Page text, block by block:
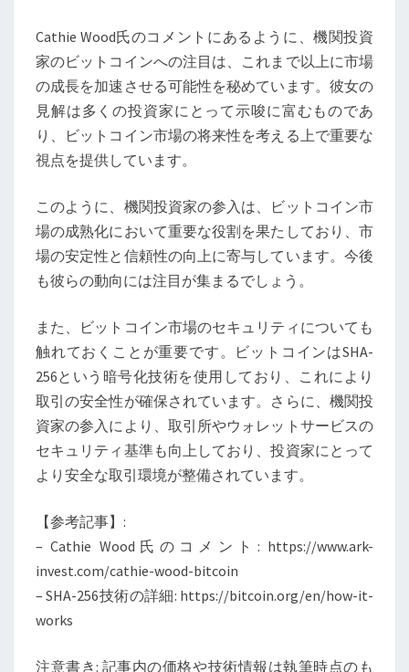
Cathie Wood氏のコメントにあるように、機関投資
家のビットコインへの注目は、これまで以上に市場
の成長を加速させる可能性を秘めています。彼女の
見解は多くの投資家にとって示唆に富むものであ
り、ビットコイン市場の将来性を考える上で重要な
視点を提供しています。
このように、機関投資家の参入は、ビットコイン市
場の成熟化において重要な役割を果たしており、市
場の安定性と信頼性の向上に寄与しています。今後
も彼らの動向には注目が集まるでしょう。
また、ビットコイン市場のセキュリティについても
触れておくことが重要です。ビットコインはSHA-
256という暗号化技術を使用しており、これにより
取引の安全性が確保されています。さらに、機関投
資家の参入により、取引所やウォレットサービスの
セキュリティ基準も向上しており、投資家にとって
より安全な取引環境が整備されています。
【参考記事】:
– Cathie Wood氏のコメント: https://www.ark-
invest.com/cathie-wood-bitcoin
– SHA-256技術の詳細: https://bitcoin.org/en/how-it-
works
注意書き: 記事内の価格や技術情報は執筆時点のも